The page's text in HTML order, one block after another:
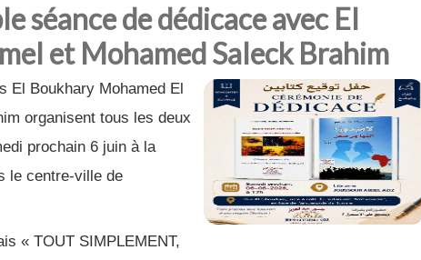
séance de dédicace avec El
et Mohamed Saleck Brahim
El Boukhary Mohamed El
organisent tous les deux
prochain 6 juin à la
le centre-ville de
« TOUT SIMPLEMENT,